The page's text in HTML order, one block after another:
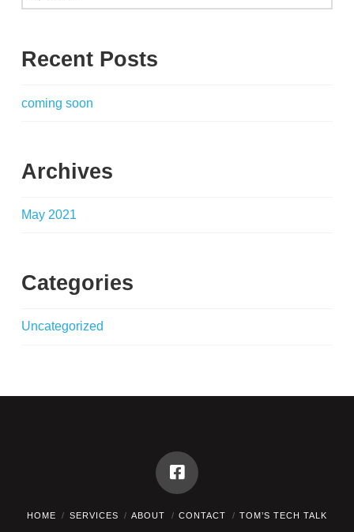
Recent Posts
coming soon
Archives
May 2021
Categories
Uncategorized
HOME SERVICES ABOUT CONTACT TOM’S TECH TALK